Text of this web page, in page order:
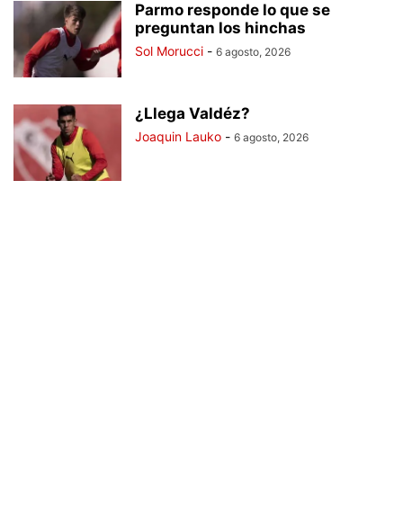
Parmo responde lo que se
preguntan los hinchas
Sol Morucci - 6 agosto, 2026
¿Llega Valdéz?
Joaquin Lauko - 6 agosto, 2026